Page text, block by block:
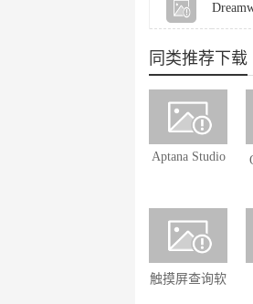
同类推荐下载
Aptana Studio
触摸屏查询软